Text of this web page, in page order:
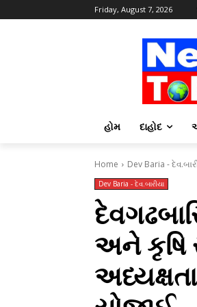
Friday, August 7, 2026
હોમ દાહોદ
Home Dev Baria -
Dev Baria - દેવ.બારીયા
અને કૃષિ